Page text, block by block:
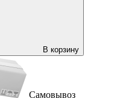
В корзину
Самовывоз